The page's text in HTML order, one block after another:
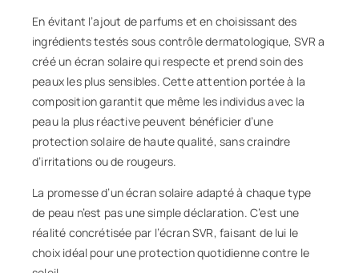
En évitant l’ajout de parfums et en choisissant des
ingrédients testés sous contrôle dermatologique, SVR a
créé un écran solaire qui respecte et prend soin des
peaux les plus sensibles. Cette attention portée à la
composition garantit que même les individus avec la
peau la plus réactive peuvent bénéficier d’une
protection solaire de haute qualité, sans craindre
d’irritations ou de rougeurs.
La promesse d’un écran solaire adapté à chaque type
de peau n’est pas une simple déclaration. C’est une
réalité concrétisée par l’écran SVR, faisant de lui le
choix idéal pour une protection quotidienne contre le